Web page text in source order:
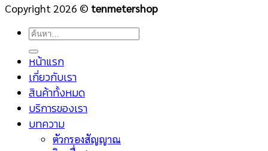
Copyright 2026 © tenmetershop
ค้นหา:
หน้าแรก
เกี่ยวกับเรา
สินค้าทั้งหมด
บริการของเรา
บทความ
ตัวกรองสัญญาณ